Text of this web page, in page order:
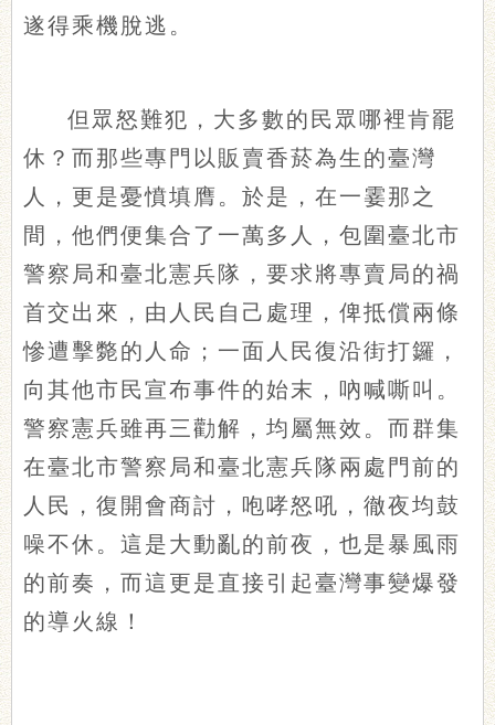
遂得乘機脫逃。
但眾怒難犯，大多數的民眾哪裡肯罷
休？而那些專門以販賣香菸為生的臺灣
人，更是憂憤填膺。於是，在一霎那之
間，他們便集合了一萬多人，包圍臺北市
警察局和臺北憲兵隊，要求將專賣局的禍
首交出來，由人民自己處理，俾抵償兩條
慘遭擊斃的人命；一面人民復沿街打鑼，
向其他市民宣布事件的始末，吶喊嘶叫。
警察憲兵雖再三勸解，均屬無效。而群集
在臺北市警察局和臺北憲兵隊兩處門前的
人民，復開會商討，咆哮怒吼，徹夜均鼓
噪不休。這是大動亂的前夜，也是暴風雨
的前奏，而這更是直接引起臺灣事變爆發
的導火線！